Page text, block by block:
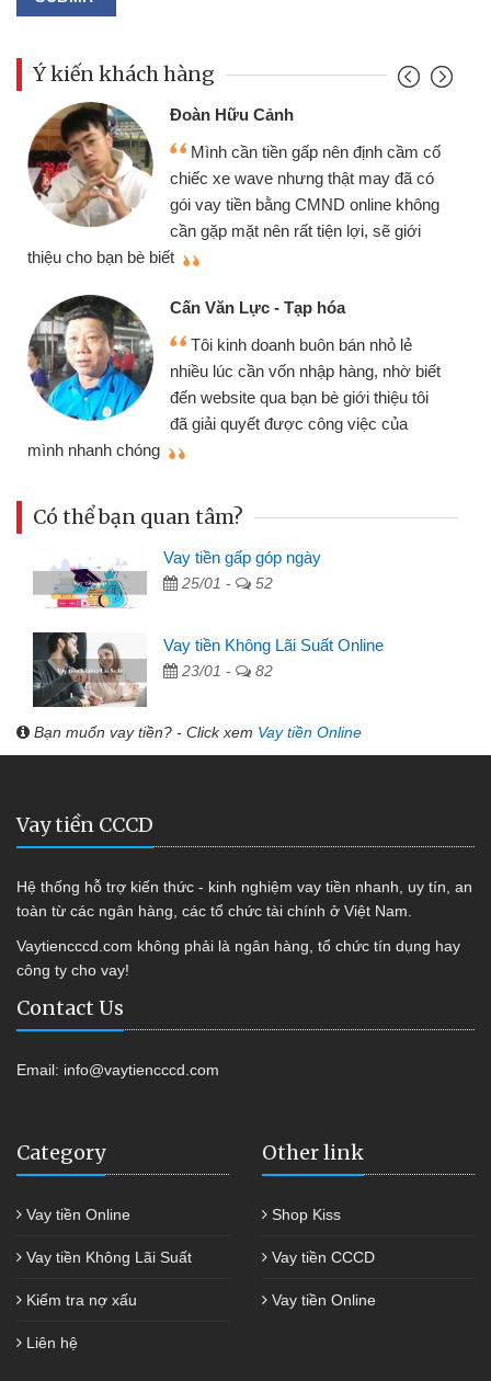
Ý kiến khách hàng
Đoàn Hữu Cảnh
Mình cần tiền gấp nên định cầm cố
chiếc xe wave nhưng thật may đã có
gói vay tiền bằng CMND online không
cần gặp mặt nên rất tiện lợi, sẽ giới
thiệu cho bạn bè biết
Cấn Văn Lực - Tạp hóa
Tôi kinh doanh buôn bán nhỏ lẻ
nhiều lúc cần vốn nhập hàng, nhờ biết
đến website qua bạn bè giới thiệu tôi
đã giải quyết được công việc của
mình nhanh chóng
Có thể bạn quan tâm?
Vay tiền gấp góp ngày
25/01 - 52
Vay tiền Không Lãi Suất Online
23/01 - 82
Bạn muốn vay tiền? - Click xem Vay tiền Online
Vay tiền CCCD
Hệ thống hỗ trợ kiến thức - kinh nghiệm vay tiền nhanh, uy tín, an
toàn từ các ngân hàng, các tổ chức tài chính ở Việt Nam.
Vaytiencccd.com không phải là ngân hàng, tổ chức tín dụng hay
công ty cho vay!
Contact Us
Email: info@vaytiencccd.com
Category
Vay tiền Online
Vay tiền Không Lãi Suất
Kiểm tra nợ xấu
Liên hệ
Other link
Shop Kiss
Vay tiền CCCD
Vay tiền Online